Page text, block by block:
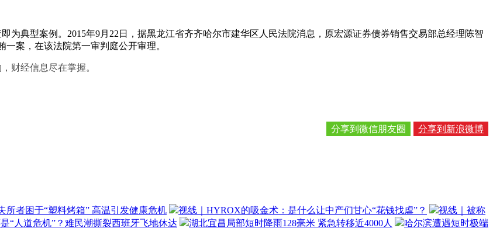
典型案例。2015年9月22日，据黑龙江省齐齐哈尔市建华区人民法院消息，原宏源证券债券销售交易部总经理陈智
案，在该法院第一审判庭公开审理。
财经信息尽在掌握。
分享到新浪微博
分享到微信朋友圈
所者困于“塑料烤箱” 高温引发健康危机 视线｜HYROX的吸金术：是什么让中产们甘心“花钱找虐”？
视线｜被称
“人道危机”？难民潮撕裂西班牙飞地休达 湖北宜昌局部短时降雨128毫米 紧急转移近4000人
哈尔滨遭遇短时极端